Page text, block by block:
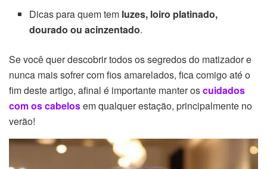
Dicas para quem tem luzes, loiro platinado,
dourado ou acinzentado.
Se você quer descobrir todos os segredos do matizador e
nunca mais sofrer com fios amarelados, fica comigo até o
fim deste artigo, afinal é importante manter oscuidados
com os cabelosem qualquer estação, principalmente no
verão!